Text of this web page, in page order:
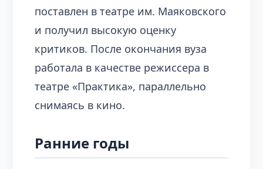
поставлен в театре им. Маяковского
и получил высокую оценку
критиков. После окончания вуза
работала в качестве режиссера в
театре «Практика», параллельно
снимаясь в кино.
Ранние годы